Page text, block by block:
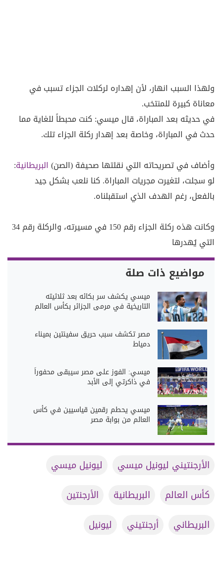
ولهذا السبب انهار، لأن إهداره لركلات الجزاء تسبب في
معاناة كبيرة للمنتخب.
في حديثه بعد المباراة، قال ميسي: كنت محبطاً للغاية مما
حدث في المباراة، وخاصة بعد إهدار ركلة الجزاء تلك.
وأضاف في تصريحاته التي نقلتها صحيفة (الصن) البريطانية:
لو سجلت، لتغيرت مجريات المباراة. كنا نلعب بشكل جيد
بالفعل، رغم الهدف الذي استقبلناه.
وكانت هذه ركلة الجزاء رقم 150 في مسيرته، والركلة رقم 34
التي يُهدرها
مواضيع ذات صلة
ميسي يكشف سر بكائه بعد ثلاثيته
التاريخية في مرمى الجزائر بكأس العالم
مصر تكشف سبب حريق سفينتين بميناء
دمياط
ميسي: الفوز على مصر سيبقى محفوراً
في ذاكرتي إلى الأبد
ميسي يحطم رقمين قياسيين في كأس
العالم من بوابة مصر
الأرجنتيني ليونيل ميسي
ليونيل ميسي
كأس العالم
البريطانية
الأرجنتين
البريطاني
أرجنتيني ليونيل